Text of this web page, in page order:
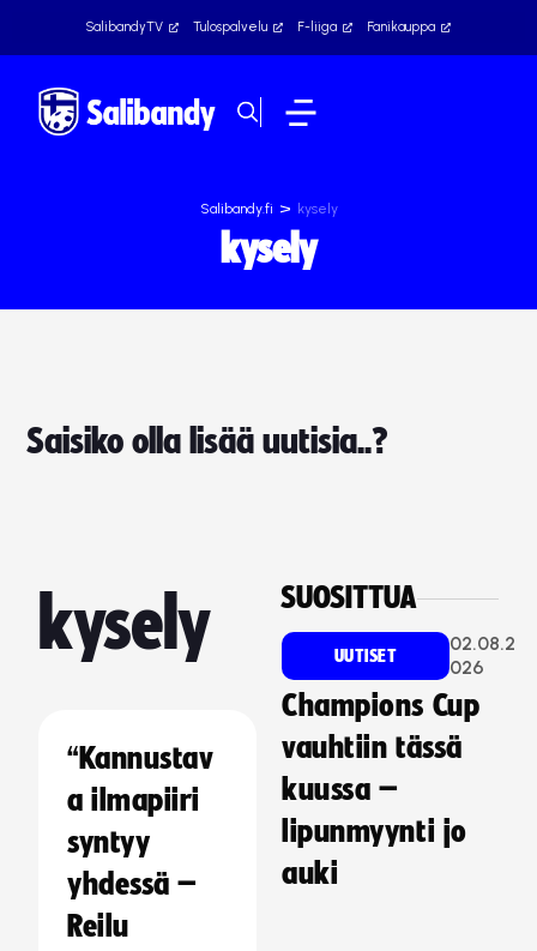
SalibandyTV Tulospalvelu F-liiga Fanikauppa
Salibandy.fi > kysely
kysely
Saisiko olla lisää uutisia..?
kysely
“Kannustav
a ilmapiiri
syntyy
yhdessä –
Reilu
SUOSITTUA
UUTISET
02.08.2
026
Champions Cup
vauhtiin tässä
kuussa –
lipunmyynti jo
auki